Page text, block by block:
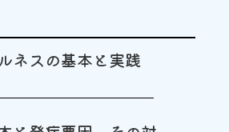
ネスの基本と実践